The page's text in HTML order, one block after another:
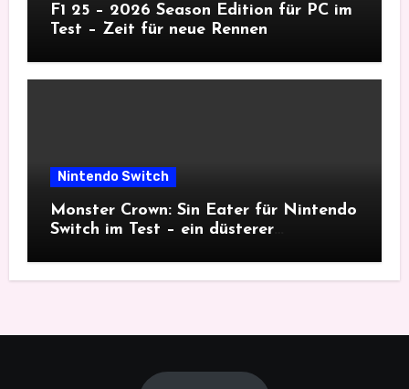
F1 25 – 2026 Season Edition für PC im
Test – Zeit für neue Rennen
Nintendo Switch
Monster Crown: Sin Eater für Nintendo
Switch im Test – ein düsterer